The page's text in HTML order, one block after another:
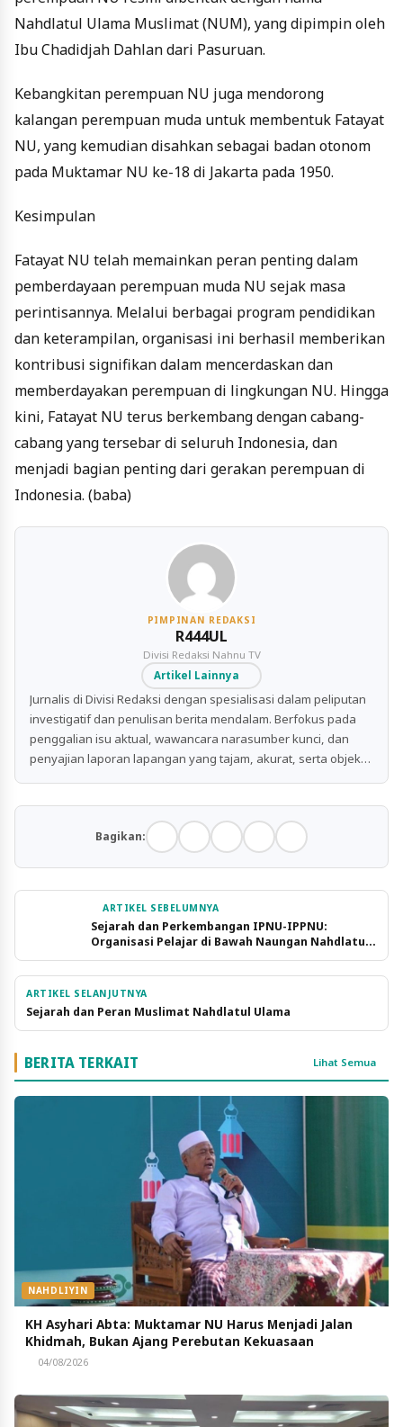
Nahdlatul Ulama Muslimat (NUM), yang dipimpin oleh
Ibu Chadidjah Dahlan dari Pasuruan.
Kebangkitan perempuan NU juga mendorong
kalangan perempuan muda untuk membentuk Fatayat
NU, yang kemudian disahkan sebagai badan otonom
pada Muktamar NU ke-18 di Jakarta pada 1950.
Kesimpulan
Fatayat NU telah memainkan peran penting dalam
pemberdayaan perempuan muda NU sejak masa
perintisannya. Melalui berbagai program pendidikan
dan keterampilan, organisasi ini berhasil memberikan
kontribusi signifikan dalam mencerdaskan dan
memberdayakan perempuan di lingkungan NU. Hingga
kini, Fatayat NU terus berkembang dengan cabang-
cabang yang tersebar di seluruh Indonesia, dan
menjadi bagian penting dari gerakan perempuan di
Indonesia. (baba)
PIMPINAN REDAKSI
R444UL
Divisi Redaksi Nahnu TV
Artikel Lainnya
Jurnalis di Divisi Redaksi dengan spesialisasi dalam peliputan
investigatif dan penulisan berita mendalam. Berfokus pada
penggalian isu aktual, wawancara narasumber kunci, dan
penyajian laporan lapangan yang tajam, akurat, serta objektif
Bagikan:
ARTIKEL SEBELUMNYA
Sejarah dan Perkembangan IPNU-IPPNU:
Organisasi Pelajar di Bawah Naungan Nahdlatul
Ulama
ARTIKEL SELANJUTNYA
Sejarah dan Peran Muslimat Nahdlatul Ulama
BERITA TERKAIT Lihat Semua
NAHDLIYIN
KH Asyhari Abta: Muktamar NU Harus Menjadi Jalan
Khidmah, Bukan Ajang Perebutan Kekuasaan
04/08/2026